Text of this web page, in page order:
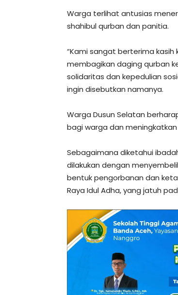
Warga terlihat antusias
shahibul qurban dan panitia.
“Kami sangat berterima
membagikan daging qurban
solidaritas dan kepedulian
ingin disebutkan namanya.
Warga Dusun Selatan
bagi warga dan
Sebagaimana diketahui
dilakukan dengan
bentuk pengorbanan dan
Raya Idul Adha, yang jatuh